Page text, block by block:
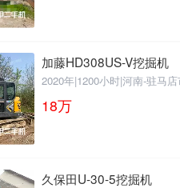
加藤HD308US-V挖掘机
2020年|1200小时|河南-驻马店
18万
久保田U-30-5挖掘机